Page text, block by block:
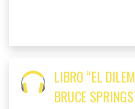
LIBRO “EL
BRUCE